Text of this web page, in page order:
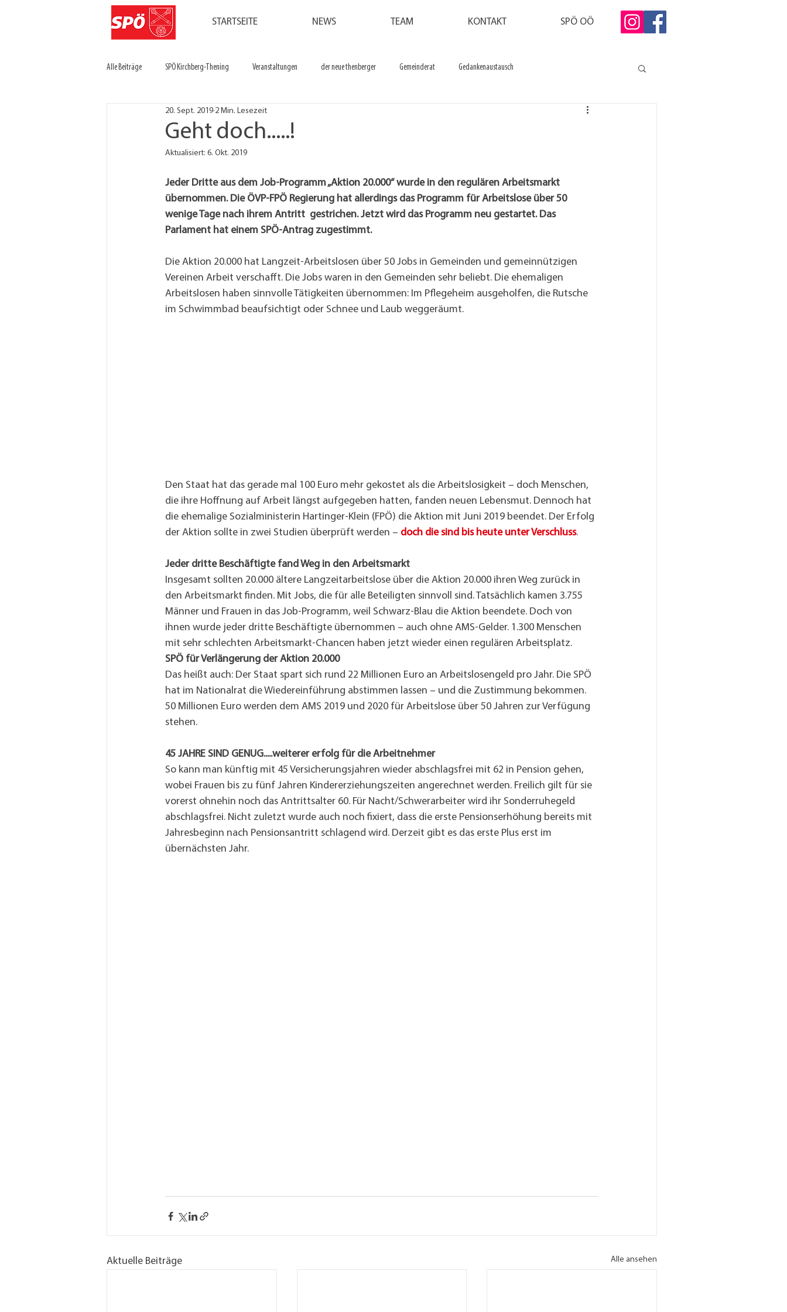
STARTSEITE NEWS TEAM KONTAKT SPÖ OÖ
Alle Beiträge SPÖ Kirchberg-Thening Veranstaltungen der neue thenberger Gemeinderat Gedankenaustausch
Geht doch.....!
20. Sept. 2019 2 Min. Lesezeit
Aktualisiert: 6. Okt. 2019
Jeder Dritte aus dem Job-Programm „Aktion 20.000“ wurde in den regulären Arbeitsmarkt
übernommen. Die ÖVP-FPÖ Regierung hat allerdings das Programm für Arbeitslose über 50
wenige Tage nach ihrem Antritt  gestrichen. Jetzt wird das Programm neu gestartet. Das
Parlament hat einem SPÖ-Antrag zugestimmt.
Die Aktion 20.000 hat Langzeit-Arbeitslosen über 50 Jobs in Gemeinden und gemeinnützigen
Vereinen Arbeit verschafft. Die Jobs waren in den Gemeinden sehr beliebt. Die ehemaligen
Arbeitslosen haben sinnvolle Tätigkeiten übernommen: Im Pflegeheim ausgeholfen, die Rutsche
im Schwimmbad beaufsichtigt oder Schnee und Laub weggeräumt.
Den Staat hat das gerade mal 100 Euro mehr gekostet als die Arbeitslosigkeit – doch Menschen,
die ihre Hoffnung auf Arbeit längst aufgegeben hatten, fanden neuen Lebensmut. Dennoch hat
die ehemalige Sozialministerin Hartinger-Klein (FPÖ) die Aktion mit Juni 2019 beendet. Der Erfolg
der Aktion sollte in zwei Studien überprüft werden – doch die sind bis heute unter Verschluss.
Jeder dritte Beschäftigte fand Weg in den Arbeitsmarkt
Insgesamt sollten 20.000 ältere Langzeitarbeitslose über die Aktion 20.000 ihren Weg zurück in
den Arbeitsmarkt finden. Mit Jobs, die für alle Beteiligten sinnvoll sind. Tatsächlich kamen 3.755
Männer und Frauen in das Job-Programm, weil Schwarz-Blau die Aktion beendete. Doch von
ihnen wurde jeder dritte Beschäftigte übernommen – auch ohne AMS-Gelder. 1.300 Menschen
mit sehr schlechten Arbeitsmarkt-Chancen haben jetzt wieder einen regulären Arbeitsplatz.
SPÖ für Verlängerung der Aktion 20.000
Das heißt auch: Der Staat spart sich rund 22 Millionen Euro an Arbeitslosengeld pro Jahr. Die SPÖ
hat im Nationalrat die Wiedereinführung abstimmen lassen – und die Zustimmung bekommen.
50 Millionen Euro werden dem AMS 2019 und 2020 für Arbeitslose über 50 Jahren zur Verfügung
stehen.
45 JAHRE SIND GENUG.....weiterer erfolg für die Arbeitnehmer
So kann man künftig mit 45 Versicherungsjahren wieder abschlagsfrei mit 62 in Pension gehen,
wobei Frauen bis zu fünf Jahren Kindererziehungszeiten angerechnet werden. Freilich gilt für sie
vorerst ohnehin noch das Antrittsalter 60. Für Nacht/Schwerarbeiter wird ihr Sonderruhegeld
abschlagsfrei. Nicht zuletzt wurde auch noch fixiert, dass die erste Pensionserhöhung bereits mit
Jahresbeginn nach Pensionsantritt schlagend wird. Derzeit gibt es das erste Plus erst im
übernächsten Jahr.
Aktuelle Beiträge Alle ansehen